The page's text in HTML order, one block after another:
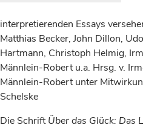
interpretierenden Essays
Matthias Becker, John Dillon, Udo
Hartmann, Christoph Helmig,
Männlein-Robert u.a. Hrsg. v.
Männlein-Robert unter
Schelske
Die SchriftÜber das Glück: Das